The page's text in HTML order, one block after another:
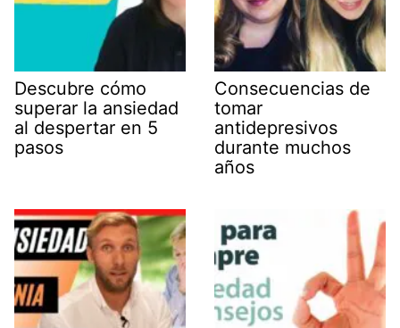
Descubre cómo
superar la ansiedad
al despertar en 5
pasos
Consecuencias de
tomar
antidepresivos
durante muchos
años